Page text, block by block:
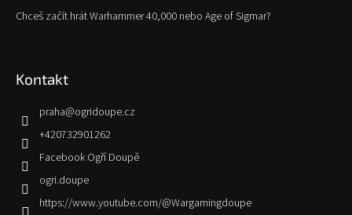
Chceš začít hrát Warhammer 40,000 nebo Age of Sigmar?
Kontakt
praha@ogridoupe.cz
+420732901262
Facebook Ogří Doupě
ogri.doupe
https://www.youtube.com/@Wargamingdoupe